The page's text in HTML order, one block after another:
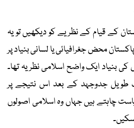
کے قیام کے نظریے کو دیکھیں تو یہ
محض جغرافیائی یا لسانی بنیاد پر
کی بنیاد ایک واضح اسلامی نظریہ تھا۔
طویل جدوجہد کے بعد اس نتیجے پر
چاہتے ہیں جہاں وہ اسلامی اصولوں